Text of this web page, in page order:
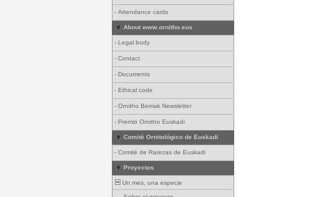
- Attendance cards
About www.ornitho.eus
- Legal body
- Contact
- Documents
- Ethical code
- Ornitho Berriak Newsletter
- Premio Ornitho Euskadi
Comité Ornitológico de Euskadi
- Comité de Rarezas de Euskadi
Proyectos
Un mes, una especie